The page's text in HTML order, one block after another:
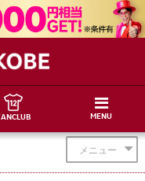
MENU
メニュー